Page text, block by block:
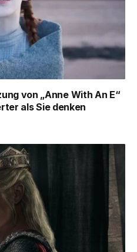
von „Anne With An E“
als Sie denken